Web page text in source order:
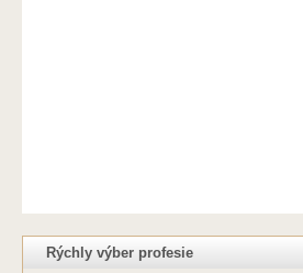
Rýchly výber profesie